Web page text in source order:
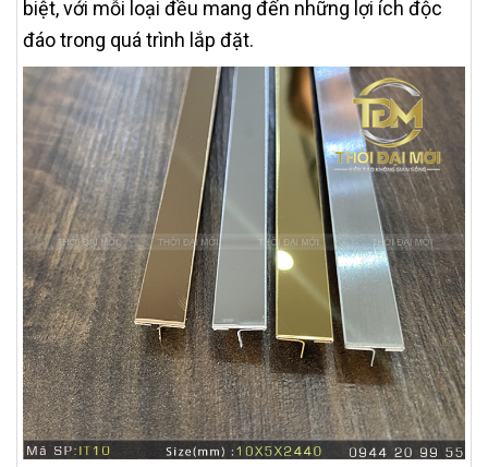
biệt, với mỗi loại đều mang đến những lợi ích độc
đáo trong quá trình lắp đặt.